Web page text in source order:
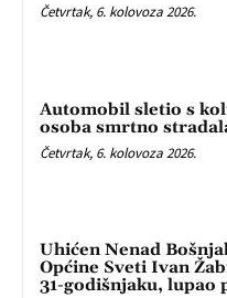
Četvrtak, 6. kolovoza 2026.
Automobil sletio s
osoba smrtno
Četvrtak, 6. kolovoza 2026.
Uhićen Nenad
Općine Sveti Ivan
31-godišnjaku, lupao